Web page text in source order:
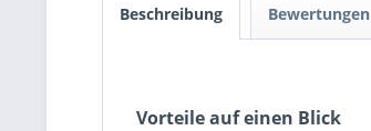
Beschreibung Bewertungen
Vorteile auf einen Blick